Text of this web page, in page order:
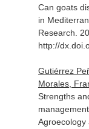
Can goats
in
Research .
http://
Gutiérrez
Morales,
Strengths
Agroecology